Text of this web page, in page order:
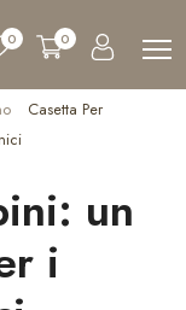
0 0
Casetta Per
un
i